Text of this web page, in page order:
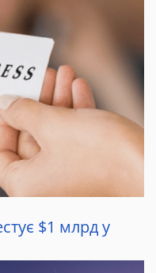
$1 млрд у